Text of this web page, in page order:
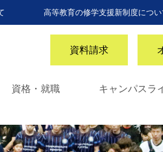
高等教育の修学支援新制度につい
資料請求
資格・就職 キャンパスラ